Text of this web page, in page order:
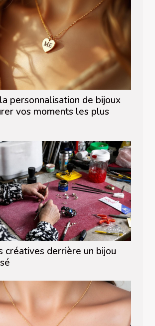
personnalisation de bijoux
vos moments les plus
créatives derrière un bijou